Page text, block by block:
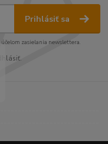
Prihlásiť sa
účelom zasielania newslettera.